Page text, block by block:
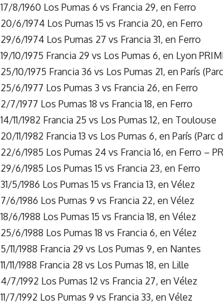
17/8/1960 Los Pumas 6 vs Francia 29, en Ferro
20/6/1974 Los Pumas 15 vs Francia 20, en Ferro
29/6/1974 Los Pumas 27 vs Francia 31, en Ferro
19/10/1975 Francia 29 vs Los Pumas 6, en Lyon
25/10/1975 Francia 36 vs Los Pumas 21, en París
25/6/1977 Los Pumas 3 vs Francia 26, en Ferro
2/7/1977 Los Pumas 18 vs Francia 18, en Ferro
14/11/1982 Francia 25 vs Los Pumas 12, en Toulouse
20/11/1982 Francia 13 vs Los Pumas 6, en París (Parc
22/6/1985 Los Pumas 24 vs Francia 16, en Ferro –
29/6/1985 Los Pumas 15 vs Francia 23, en Ferro
31/5/1986 Los Pumas 15 vs Francia 13, en Vélez
7/6/1986 Los Pumas 9 vs Francia 22, en Vélez
18/6/1988 Los Pumas 15 vs Francia 18, en Vélez
25/6/1988 Los Pumas 18 vs Francia 6, en Vélez
5/11/1988 Francia 29 vs Los Pumas 9, en Nantes
11/11/1988 Francia 28 vs Los Pumas 18, en Lille
4/7/1992 Los Pumas 12 vs Francia 27, en Vélez
11/7/1992 Los Pumas 9 vs Francia 33, en Vélez